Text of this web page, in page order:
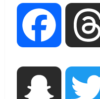
Facebook
Snapchat
मिस